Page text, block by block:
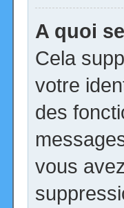
A quoi
Cela
votre
des
vous